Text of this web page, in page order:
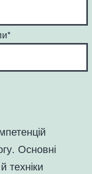
Основні
техніки